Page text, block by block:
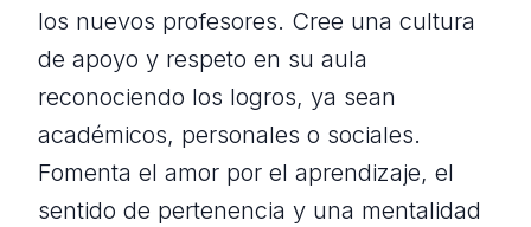
los nuevos profesores. Cree una cultura
de apoyo y respeto en su aula
reconociendo los logros, ya sean
académicos, personales o sociales.
Fomenta el amor por el aprendizaje, el
sentido de pertenencia y una mentalidad